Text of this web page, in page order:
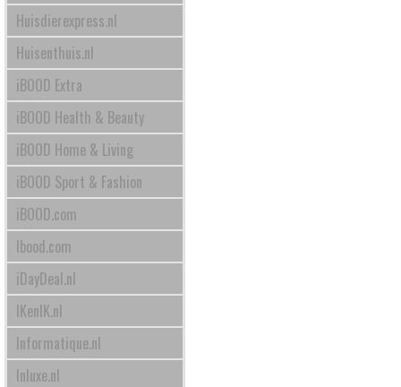
Huisdierexpress.nl
Huisenthuis.nl
iBOOD Extra
iBOOD Health & Beauty
iBOOD Home & Living
iBOOD Sport & Fashion
iBOOD.com
Ibood.com
iDayDeal.nl
IKenIK.nl
Informatique.nl
Inluxe.nl